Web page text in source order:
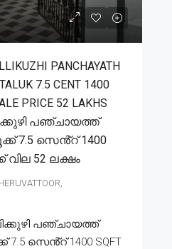
PANCHAYATH
7.5 CENT 1400
PRICE 52 LAKHS
പഞ്ചായത്ത്
7.5 സെൻ്റ് 1400
വില 52 ലക്ഷം
പഞ്ചായത്ത്
സെൻ്റ് 1400 SQFT